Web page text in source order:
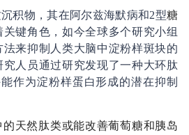
积物，其在阿尔兹海默病和2型糖
键角色，如今全球多个研究小组
来抑制人类大脑中淀粉样斑块的
人员通过研究发现了一种大环肽
作为淀粉样蛋白形成的潜在抑制
的天然肽类或能改善葡萄糖和胰岛